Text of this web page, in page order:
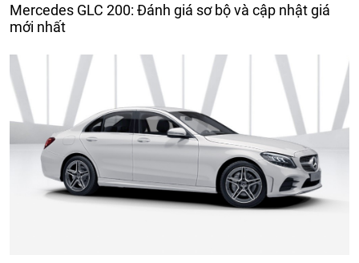
Mercedes GLC 200: Đánh giá sơ bộ và cập nhật giá
mới nhất